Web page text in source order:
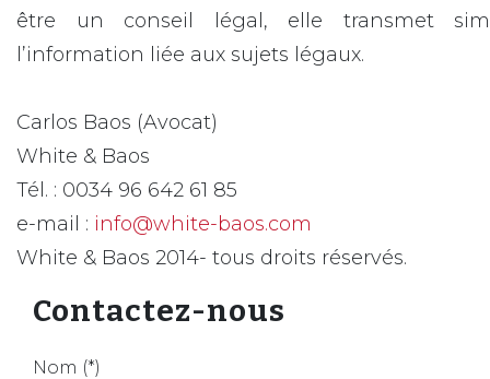
être un conseil légal, elle transmet
l’information liée aux sujets légaux.
Carlos Baos (Avocat)
White & Baos
Tél. : 0034 96 642 61 85
e-mail : info@white-baos.com
White & Baos 2014- tous droits réservés.
Contactez-nous
Nom (*)